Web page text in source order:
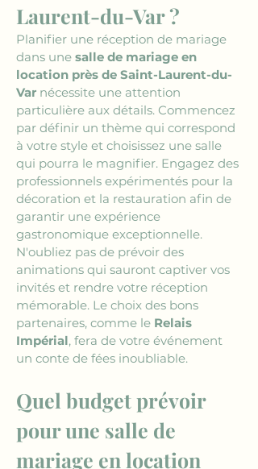
Laurent-du-Var ?
Planifier une réception de mariage
dans une salle de mariage en
location près de Saint-Laurent-du-
Var nécessite une attention
particulière aux détails. Commencez
par définir un thème qui correspond
à votre style et choisissez une salle
qui pourra le magnifier. Engagez des
professionnels expérimentés pour la
décoration et la restauration afin de
garantir une expérience
gastronomique exceptionnelle.
N'oubliez pas de prévoir des
animations qui sauront captiver vos
invités et rendre votre réception
mémorable. Le choix des bons
partenaires, comme le Relais
Impérial, fera de votre événement
un conte de fées inoubliable.
Quel budget prévoir
pour une salle de
mariage en location